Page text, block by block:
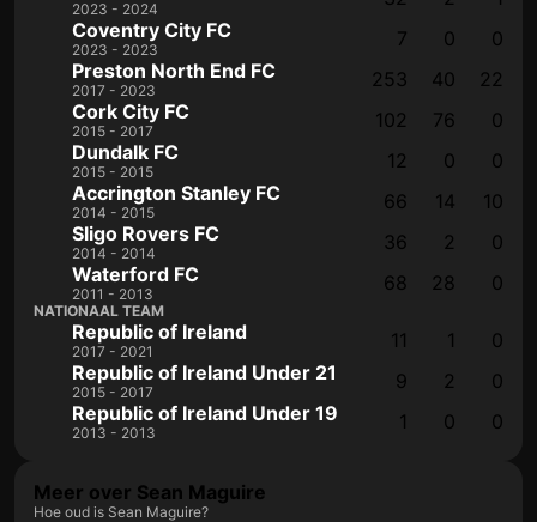
2023 - 2024
Coventry City FC
2023 - 2023 7 0
0
Preston North End FC
2017 - 2023 253 40
22
Cork City FC
2015 - 2017 102 76
0
Dundalk FC
2015 - 2015 12 0
0
Accrington Stanley FC
2014 - 2015 66 14
10
Sligo Rovers FC
2014 - 2014 36 2
0
Waterford FC
2011 - 2013 68 28 0
NATIONAAL TEAM
Republic of Ireland
2017 - 2021 11 1
0
Republic of Ireland Under 21
2015 - 2017 9 2
0
Republic of Ireland Under 19
2013 - 2013 1 0 0
Meer over Sean Maguire
Hoe oud is Sean Maguire?